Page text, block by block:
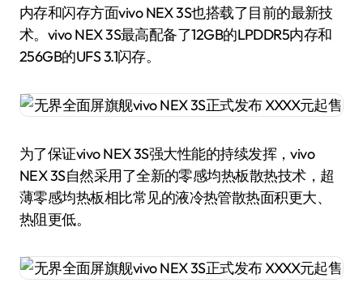
内存和闪存方面vivo NEX 3S也搭载了目前的最新技
术。vivo NEX 3S最高配备了12GB的LPDDR5内存和
256GB的UFS 3.1闪存。
为了保证vivo NEX 3S强大性能的持续发挥，vivo
NEX 3S自然采用了全新的零感均热板散热技术，超
薄零感均热板相比常见的液冷热管散热面积更大、
热阻更低。